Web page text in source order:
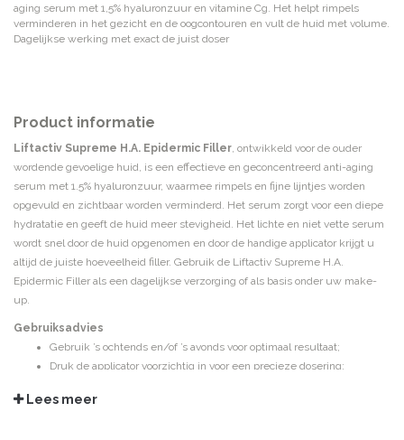
aging serum met 1,5% hyaluronzuur en vitamine Cg. Het helpt rimpels
verminderen in het gezicht en de oogcontouren en vult de huid met volume.
Dagelijkse werking met exact de juist doser
Product informatie
Liftactiv Supreme H.A. Epidermic Filler, ontwikkeld voor de ouder
wordende gevoelige huid, is een effectieve en geconcentreerd anti-aging
serum met 1.5% hyaluronzuur, waarmee rimpels en fijne lijntjes worden
opgevuld en zichtbaar worden verminderd. Het serum zorgt voor een diepe
hydratatie en geeft de huid meer stevigheid. Het lichte en niet vette serum
wordt snel door de huid opgenomen en door de handige applicator krijgt u
altijd de juiste hoeveelheid filler. Gebruik de Liftactiv Supreme H.A.
Epidermic Filler als een dagelijkse verzorging of als basis onder uw make-
up.
Gebruiksadvies
Gebruik ’s ochtends en/of ’s avonds voor optimaal resultaat;
Druk de applicator voorzichtig in voor een precieze dosering;
Gebruik de vingertoppen om aan te brengen op een gereinigde,
Lees meer